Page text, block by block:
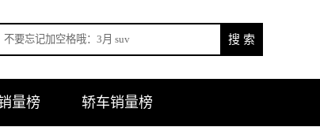
量榜 轿车销量榜